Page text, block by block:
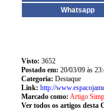
Whatsapp
Visto: 3652
Postado em: 20/03/09 às
Categoria: Destaque
Link: http://
Marcado como: Artigo
Ver todos os artigos desta